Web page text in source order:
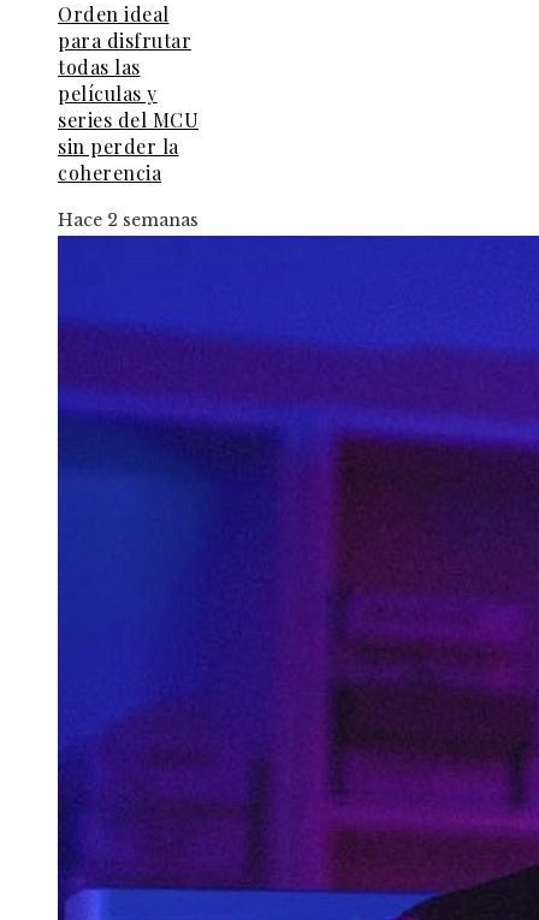
Orden ideal
para disfrutar
todas las
películas y
series del MCU
sin perder la
coherencia
Hace 2 semanas